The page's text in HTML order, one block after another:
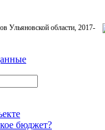
Ульяновской области, 2017-
бюджет?